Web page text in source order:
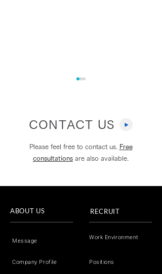
NABLAS、音声の会話内
精度に詐欺被害を防止〜
CONTACT US
Please feel free to contact us. Free
consultations are also available.
ABOUT US
Message
Company Profile
RECRUIT
Work Environment
Positions